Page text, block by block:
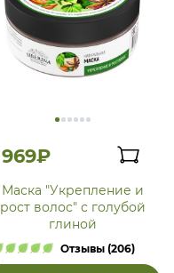
969₽
Маска "Укрепление и
рост волос" с голубой
глиной
Отзывы (206)